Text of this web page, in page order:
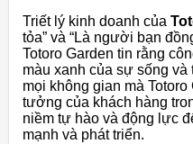
Triết lý kinh doanh của
tỏa” và “Là người bạn
Totoro Garden tin rằng
màu xanh của sự sống và
mọi không gian mà Totoro
tưởng của khách hàng
niềm tự hào và động lực
mạnh và phát triển.